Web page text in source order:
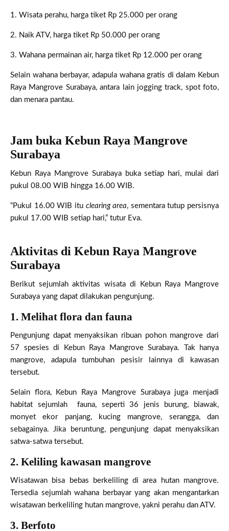
1. Wisata perahu, harga tiket Rp 25.000 per orang
2. Naik ATV, harga tiket Rp 50.000 per orang
3. Wahana permainan air, harga tiket Rp 12.000 per orang
Selain wahana berbayar, adapula wahana gratis di dalam Kebun
Raya Mangrove Surabaya, antara lain jogging track, spot foto,
dan menara pantau.
Jam buka Kebun Raya Mangrove
Surabaya
Kebun Raya Mangrove Surabaya buka setiap hari, mulai dari
pukul 08.00 WIB hingga 16.00 WIB.
“Pukul 16.00 WIB itu clearing area, sementara tutup persisnya
pukul 17.00 WIB setiap hari,” tutur Eva.
Aktivitas di Kebun Raya Mangrove
Surabaya
Berikut sejumlah aktivitas wisata di Kebun Raya Mangrove
Surabaya yang dapat dilakukan pengunjung.
1. Melihat flora dan fauna
Pengunjung dapat menyaksikan ribuan pohon mangrove dari
57 spesies di Kebun Raya Mangrove Surabaya. Tak hanya
mangrove, adapula tumbuhan pesisir lainnya di kawasan
tersebut.
Selain flora, Kebun Raya Mangrove Surabaya juga menjadi
habitat sejumlah fauna, seperti 36 jenis burung, biawak,
monyet ekor panjang, kucing mangrove, serangga, dan
sebagainya. Jika beruntung, pengunjung dapat menyaksikan
satwa-satwa tersebut.
2. Keliling kawasan mangrove
Wisatawan bisa bebas berkeliling di area hutan mangrove.
Tersedia sejumlah wahana berbayar yang akan mengantarkan
wisatawan berkeliling hutan mangrove, yakni perahu dan ATV.
3. Berfoto